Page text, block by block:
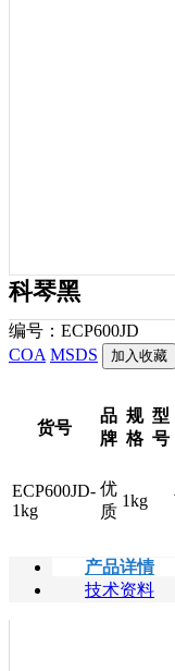
科琴黑
编号： ECP600JD
COA MSDS 加入收藏
货号
品
牌
规
格
型
号
ECP600JD-
1kg
优
质
1kg
产品详情
技术资料